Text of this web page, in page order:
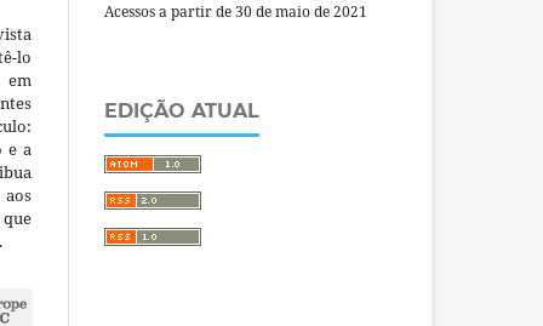
lo
em
e a
Acessos a partir de 30 de maio de 2021
EDIÇÃO ATUAL